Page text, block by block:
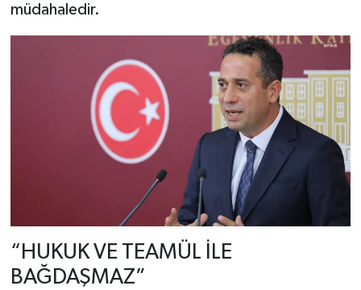
müdahaledir.
“HUKUK VE TEAMÜL İLE
BAĞDAŞMAZ”